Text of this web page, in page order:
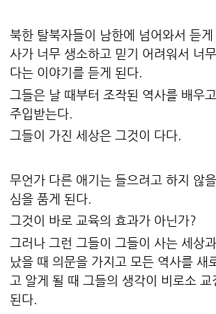
북한 탈북자들이 남한에 넘어와서 듣
사가 너무 생소하고 믿기 어려워서 너
다는 이야기를 듣게 된다.
그들은 날 때부터 조작된 역사를 배우
주입받는다.
그들이 가진 세상은 그것이 다다.
무언가 다른 애기는 들으려고 하지 않
심을 품게 된다.
그것이 바로 교육의 효과가 아닌가?
그러나 그런 그들이 그들이 사는 세상
났을 때 의문을 가지고 모든 역사를 새
고 알게 될 때 그들의 생각이 비로소 교
된다.